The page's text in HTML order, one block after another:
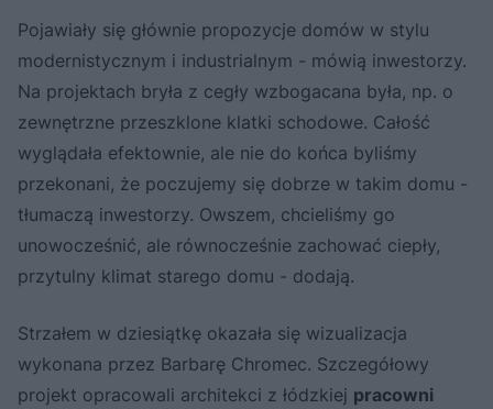
Pojawiały się głównie propozycje domów w stylu
modernistycznym i industrialnym - mówią inwestorzy.
Na projektach bryła z cegły wzbogacana była, np. o
zewnętrzne przeszklone klatki schodowe. Całość
wyglądała efektownie, ale nie do końca byliśmy
przekonani, że poczujemy się dobrze w takim domu -
tłumaczą inwestorzy. Owszem, chcieliśmy go
unowocześnić, ale równocześnie zachować ciepły,
przytulny klimat starego domu - dodają.
Strzałem w dziesiątkę okazała się wizualizacja
wykonana przez Barbarę Chromec. Szczegółowy
projekt opracowali architekci z łódzkiej pracowni